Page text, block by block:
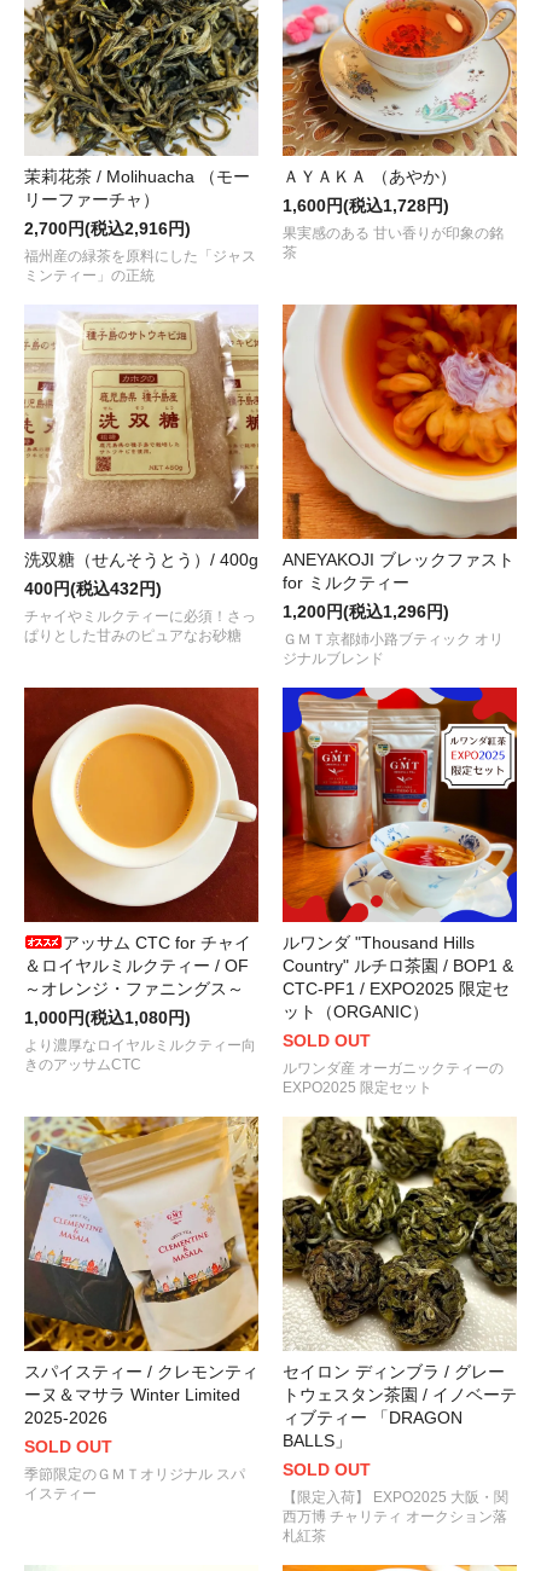
“新春吉例！ＧＭＴ紅茶の福袋 2023”の先行予約販売がスタートし
2022.12.22
まろやかでやさしい印象の“ダージリン オータムフラッシュ / シ
入荷しました！
2022.12.09
冬季限定 ＧＭＴオリジナル“スパイスティー / クレモンティーヌ
した！
2022.12.02
カルダモンが爽やかに香る！ＧＭＴオリジナル
2022.11.18
芳醇な甘さとコクをそなえた人気の紅茶
“アッサム セカンドフラ
しました！
2022.11.11
ハチミツのような甘い香りのやさしいハーブティー“ハニーブッシ
ーロットが入荷しました！
2022.10.17
秋冬の定番 「チャイ」には欠かせない
“ORGANIC スパイスミック
た！
2022.10.01
広東省・烏崠山から、銘茶“鳳凰烏崠単欉 / Phoenix Wudong Dan
2022.09.14
甘い薫りとやさしく軽やかな味わいの国産紅茶“香駿（こうしゅん
2022.09.07
熟れた果実系の甘い薫り！
“ネパール / ジュン チヤバリ茶園 / ヒマ
荷しました！
2022.08.17
夏摘みダージリンの正統派
“セカンドフラッシュ 2022 / キャッス
着しました！
2022.07.25
最古級の茶産地、滋賀・朝宮産の国産紅茶 “天宮月露 2022”が入荷
2022.06.21
ＧＭＴでは定番のオールラウンダー紅茶 “セイロン キャンディ / ク
2022.06.17
心地良い蜜香が魅力！ＧＭＴが選び抜いた国産紅茶 “ＨＡＲＵＢＥ
2022.06.07
ダージリンの春摘み新茶 第2便が到着。“ファーストフラッシュ
TIPPY CLONAL”
が入荷しました！
2022.05.10
ダージリンから春の新茶の便り。
“ファーストフラッシュ 2022 / ジ
ました！
2022.04.28
“ネパール / ジュン チヤバリ茶園 / ヒマラヤン ティップス ～冬摘み
2022.02.26
「ジャスミンティー」の正統！
“茉莉花茶 / Molihuacha （モーリー
2022.02.19
甘い薫りとやさしく軽やかな味わいの国産紅茶“香駿（こうしゅん
茉莉花茶 / Molihuacha （モー
リーファーチャ）
2,700円(税込2,916円)
福州産の緑茶を原料にした「ジャス
ミンティー」の正統
ＡＹＡＫＡ （あやか）
1,600円(税込1,728円)
果実感のある 甘い香りが印象の銘
茶
洗双糖（せんそうとう）/ 400g
400円(税込432円)
チャイやミルクティーに必須！さっ
ぱりとした甘みのピュアなお砂糖
ANEYAKOJI ブレックファスト
for ミルクティー
1,200円(税込1,296円)
ＧＭＴ京都姉小路ブティック オリ
ジナルブレンド
アッサム CTC for チャイ
＆ロイヤルミルクティー / OF
～オレンジ・ファニングス～
1,000円(税込1,080円)
より濃厚なロイヤルミルクティー向
きのアッサムCTC
ルワンダ "Thousand Hills
Country" ルチロ茶園 / BOP1 &
CTC-PF1 / EXPO2025 限定セ
ット（ORGANIC）
SOLD OUT
ルワンダ産 オーガニックティーの
EXPO2025 限定セット
スパイスティー / クレモンティ
ーヌ＆マサラ Winter Limited
2025-2026
SOLD OUT
季節限定のＧＭＴオリジナル スパ
イスティー
セイロン ディンブラ / グレー
トウェスタン茶園 / イノベーテ
ィブティー 「DRAGON
BALLS」
SOLD OUT
【限定入荷】 EXPO2025 大阪・関
西万博 チャリティ オークション落
札紅茶